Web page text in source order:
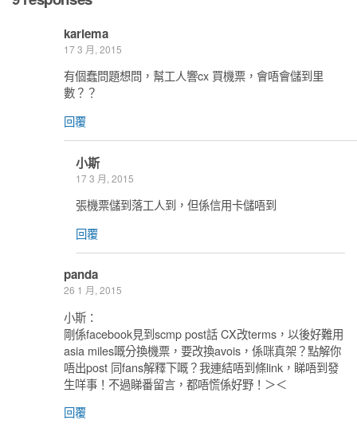
kariema
17 3 月, 2015
有個蠢問題想問，幫工人響cx 買機票，會唔會儲到里
數？？
回覆
小斯
17 3 月, 2015
張機票儲到落工人到，但係信用卡儲唔到
回覆
panda
26 1 月, 2015
小斯：
剛係facebook見到scmp post話 CX改terms，以後好難用
asia miles嘅分換機票，要改換avois，係咪真架？點解你
唔出post 同fans解釋下嘅？我連結唔到條link，睇唔到發
生咩事！不過睇番留言，都唔慌係好野！＞＜
回覆